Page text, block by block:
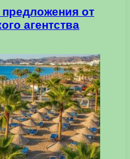
от
агентства